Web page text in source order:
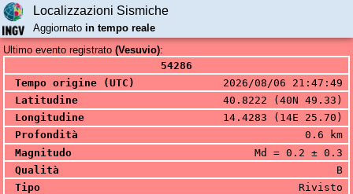
Localizzazioni Sismiche
Aggiornato in tempo reale
Ultimo evento registrato(Vesuvio):
54286
Tempo origine (UTC)
2026/08/06 21:47:49
Latitudine
40.8222 (40N 49.33)
Longitudine
14.4283 (14E 25.70)
Profondità
0.6 km
Magnitudo
Md = 0.2 ± 0.3
Qualità
B
Tipo
Rivisto